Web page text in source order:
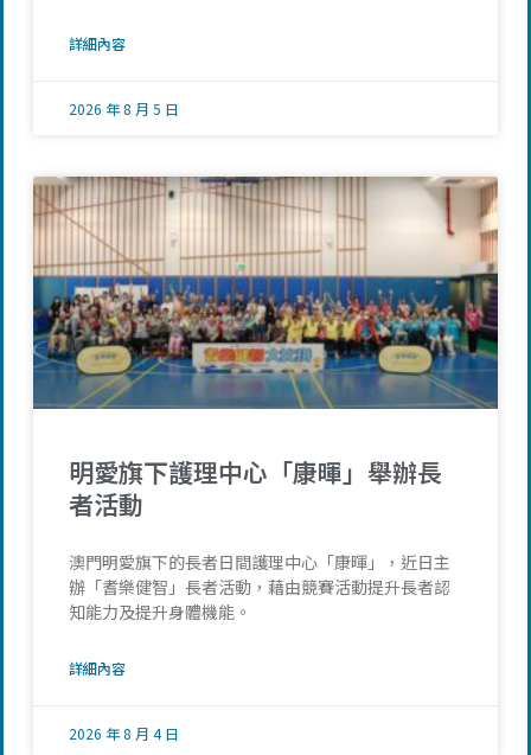
詳細內容
2026 年 8 月 5 日
明愛旗下護理中心「康暉」舉辦長
者活動
澳門明愛旗下的長者日間護理中心「康暉」，近日主
辦「耆樂健智」長者活動，藉由競賽活動提升長者認
知能力及提升身體機能。
詳細內容
2026 年 8 月 4 日